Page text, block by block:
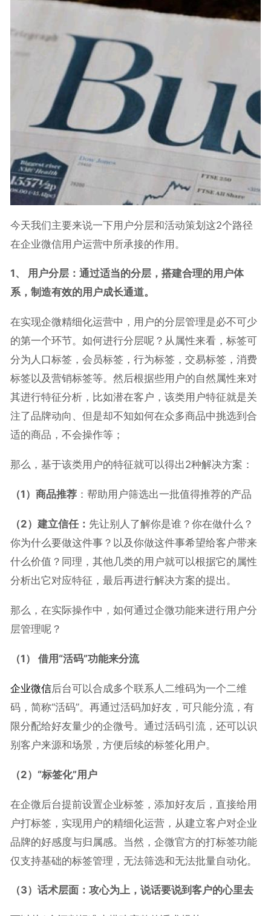
今天我们主要来说一下用户分层和活动策划这2个路径
在企业微信用户运营中所承接的作用。
1、 用户分层：通过适当的分层，搭建合理的用户体
系，制造有效的用户成长通道。
在实现企微精细化运营中，用户的分层管理是必不可少
的第一个环节。如何进行分层呢？从属性来看，标签可
分为人口标签，会员标签，行为标签，交易标签，消费
标签以及营销标签等。然后根据些用户的自然属性来对
其进行特征分析，比如潜在客户，该类用户特征就是关
注了品牌动向、但是却不知如何在众多商品中挑选到合
适的商品，不会操作等；
那么，基于该类用户的特征就可以得出2种解决方案：
（1）商品推荐：帮助用户筛选出一批值得推荐的产品
（2）建立信任： 先让别人了解你是谁？你在做什么？
你为什么要做这件事？以及你做这件事希望给客户带来
什么价值？同理，其他几类的用户就可以根据它的属性
分析出它对应特征，最后再进行解决方案的提出。
那么，在实际操作中，如何通过企微功能来进行用户分
层管理呢？
（1） 借用“活码”功能来分流
企业微信后台可以合成多个联系人二维码为一个二维
码，简称“活码”。再通过活码加好友，可只能分流，有
限分配给好友量少的企微号。通过活码引流，还可以识
别客户来源和场景，方便后续的标签化用户。
（2）“标签化”用户
在企微后台提前设置企业标签，添加好友后，直接给用
户打标签，实现用户的精细化运营，从建立客户对企业
品牌的好感度与归属感。当然，企微官方的打标签功能
仅支持基础的标签管理，无法筛选和无法批量自动化。
（3）话术层面：攻心为上，说话要说到客户的心里去